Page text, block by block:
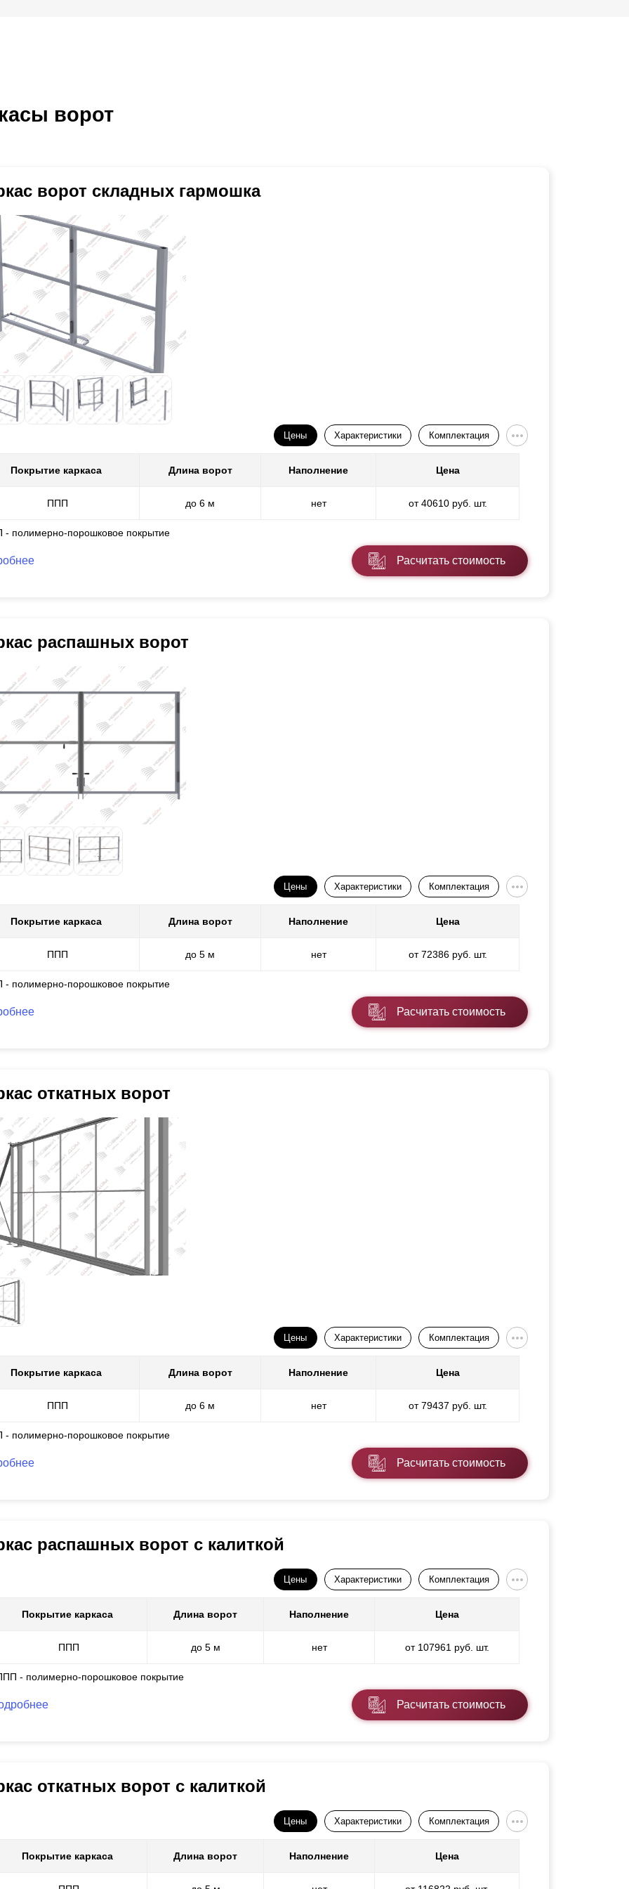
ворот
ворот складных гармошка
Цены Характеристики Комплектация
Покрытие каркаса Длина ворот Наполнение Цена
ППП до 6 м нет от 40610 руб. шт.
- полимерно-порошковое покрытие
Расчитать стоимость
распашных ворот
Цены Характеристики Комплектация
Покрытие каркаса Длина ворот Наполнение Цена
ППП до 5 м нет от 72386 руб. шт.
- полимерно-порошковое покрытие
Расчитать стоимость
откатных ворот
Цены Характеристики Комплектация
Покрытие каркаса Длина ворот Наполнение Цена
ППП до 6 м нет от 79437 руб. шт.
- полимерно-порошковое покрытие
Расчитать стоимость
распашных ворот с калиткой
Цены Характеристики Комплектация
Покрытие каркаса Длина ворот Наполнение Цена
ППП до 5 м нет от 107961 руб. шт.
- полимерно-порошковое покрытие
Расчитать стоимость
откатных ворот с калиткой
Цены Характеристики Комплектация
Покрытие каркаса Длина ворот Наполнение Цена